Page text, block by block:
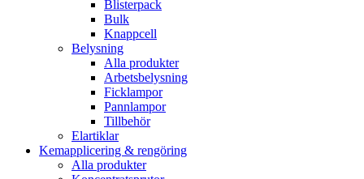
Blisterpack
Bulk
Knappcell
Belysning
Alla produkter
Arbetsbelysning
Ficklampor
Pannlampor
Tillbehör
Elartiklar
Kemapplicering & rengöring
Alla produkter